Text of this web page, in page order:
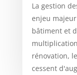
La gestion
enjeu
bâtiment et
rénovation,
cessent